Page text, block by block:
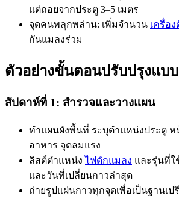
แต่ถอยจากประตู 3–5 เมตร
จุดคนพลุกพล่าน: เพิ่มจำนวน เครื่อ
กันแมลงร่วม
ตัวอย่างขั้นตอนปรับปรุงแบ
สัปดาห์ที่ 1: สำรวจและวางแผน
ทำแผนผังพื้นที่ ระบุตำแหน่งประตู ห
อาหาร จุดลมแรง
ลิสต์ตำแหน่งไฟดักแมลง และรุ่นที่ใ
และวันที่เปลี่ยนกาวล่าสุด
ถ่ายรูปแผ่นกาวทุกจุดเพื่อเป็นฐานเป